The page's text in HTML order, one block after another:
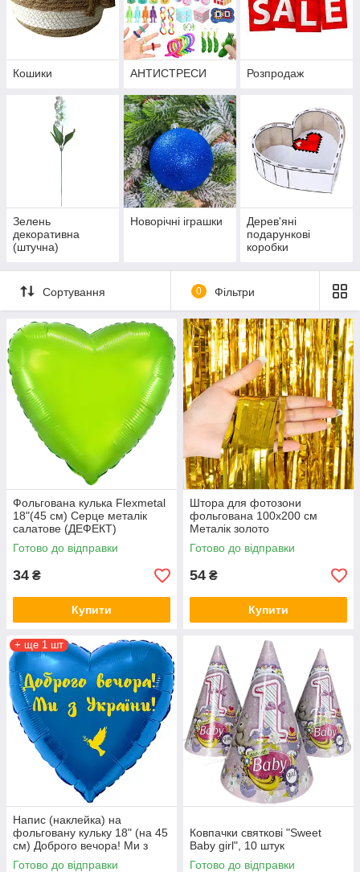
Кошики АНТИСТРЕСИ Розпродаж
Зелень
декоративна
(штучна)
Новорічні іграшки
Дерев'яні
подарункові
коробки
Сортування 0 Фільтри
Фольгована кулька Flexmetal
18"(45 см) Серце металік
салатове (ДЕФЕКТ)
Готово до відправки
34 ₴
Купити
Штора для фотозони
фольгована 100х200 см
Металік золото
Готово до відправки
54 ₴
Купити
+ ще 1 шт
Напис (наклейка) на
фольговану кульку 18" (на 45
см) Доброго вечора! Ми з
України! (будь-який колір)
Готово до відправки
Ковпачки святкові "Sweet
Baby girl", 10 штук
Готово до відправки